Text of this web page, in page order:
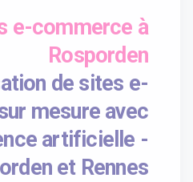
e-commerce à
Rosporden
de sites e-
mesure avec
artificielle -
et Rennes